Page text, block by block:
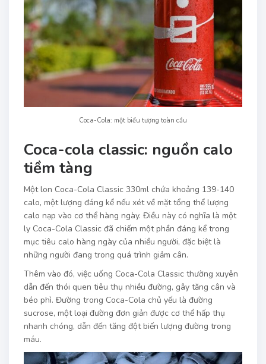
Coca-Cola: một biểu tượng toàn cầu
Coca-cola classic: nguồn calo
tiềm tàng
Một lon Coca-Cola Classic 330ml chứa khoảng 139-140
calo, một lượng đáng kể nếu xét về mặt tổng thể lượng
calo nạp vào cơ thể hàng ngày. Điều này có nghĩa là một
ly Coca-Cola Classic đã chiếm một phần đáng kể trong
mục tiêu calo hàng ngày của nhiều người, đặc biệt là
những người đang trong quá trình giảm cân.
Thêm vào đó, việc uống Coca-Cola Classic thường xuyên
dẫn đến thói quen tiêu thụ nhiều đường, gây tăng cân và
béo phì. Đường trong Coca-Cola chủ yếu là đường
sucrose, một loại đường đơn giản được cơ thể hấp thụ
nhanh chóng, dẫn đến tăng đột biến lượng đường trong
máu.